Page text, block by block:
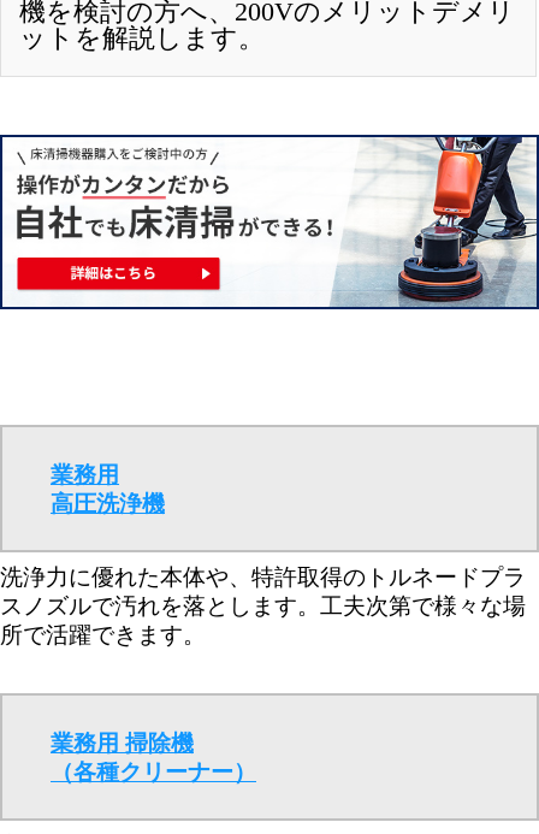
機を検討の方へ、200Vのメリットデメリ
ットを解説します。
業務用
高圧洗浄機
洗浄力に優れた本体や、特許取得のトルネードプラ
スノズルで汚れを落とします。工夫次第で様々な場
所で活躍できます。
業務用 掃除機
（各種クリーナー）